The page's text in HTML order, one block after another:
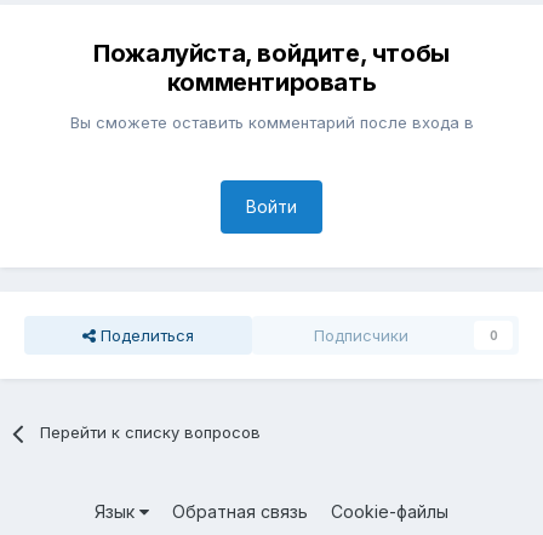
Пожалуйста, войдите, чтобы
комментировать
Вы сможете оставить комментарий после входа в
Войти
Поделиться Подписчики 0
Перейти к списку вопросов
Язык Обратная связь Cookie-файлы